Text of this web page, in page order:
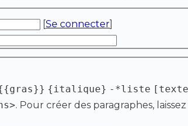
[Se connecter]
{italique} -*liste
. Pour créer des paragraphes,